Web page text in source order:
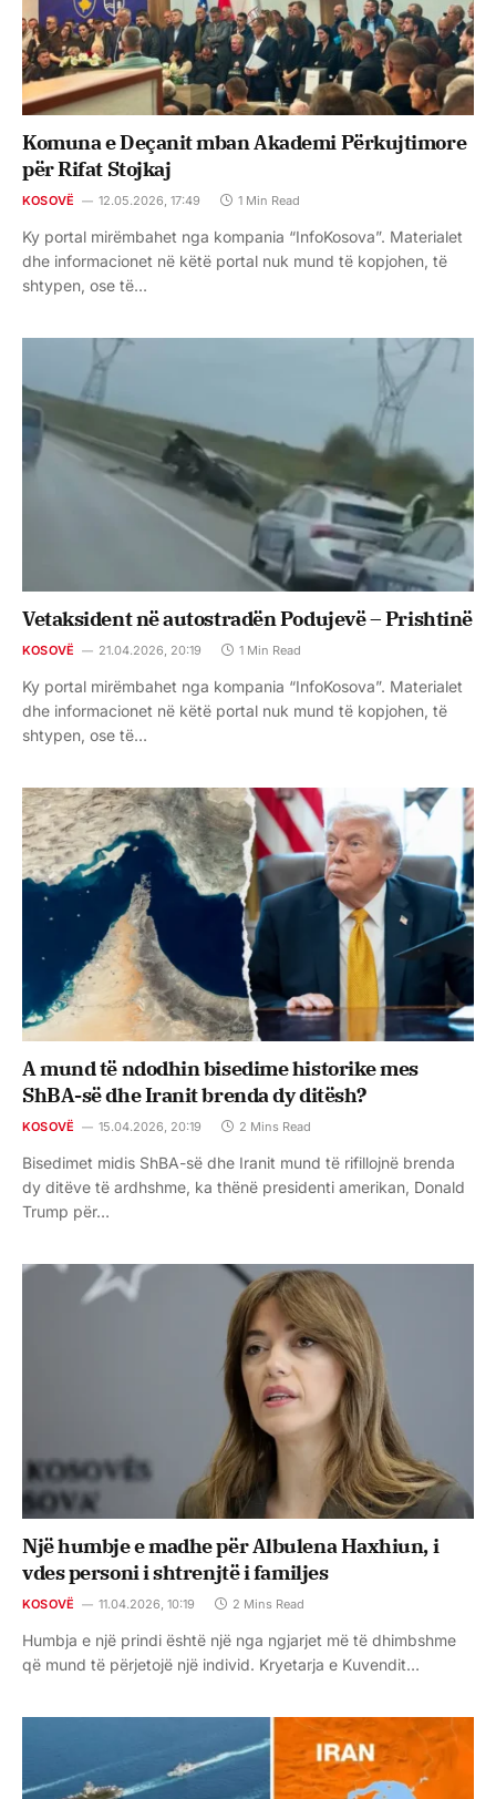
Komuna e Deçanit mban Akademi Përkujtimore
për Rifat Stojkaj
KOSOVË 12.05.2026, 17:49 1 Min Read
Ky portal mirëmbahet nga kompania “InfoKosova”. Materialet
dhe informacionet në këtë portal nuk mund të kopjohen, të
shtypen, ose të…
Vetaksident në autostradën Podujevë – Prishtinë
KOSOVË 21.04.2026, 20:19 1 Min Read
Ky portal mirëmbahet nga kompania “InfoKosova”. Materialet
dhe informacionet në këtë portal nuk mund të kopjohen, të
shtypen, ose të…
A mund të ndodhin bisedime historike mes
ShBA-së dhe Iranit brenda dy ditësh?
KOSOVË 15.04.2026, 20:19 2 Mins Read
Bisedimet midis ShBA-së dhe Iranit mund të rifillojnë brenda
dy ditëve të ardhshme, ka thënë presidenti amerikan, Donald
Trump për…
Një humbje e madhe për Albulena Haxhiun, i
vdes personi i shtrenjtë i familjes
KOSOVË 11.04.2026, 10:19 2 Mins Read
Humbja e një prindi është një nga ngjarjet më të dhimbshme
që mund të përjetojë një individ. Kryetarja e Kuvendit…